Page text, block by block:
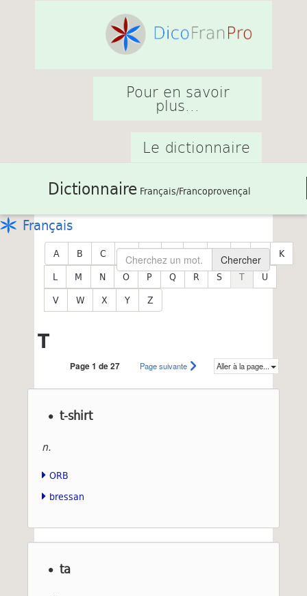
Pour en savoir
plus...
Le dictionnaire
Dictionnaire Français/Francoprovençal
Français
Chercher
A B C D E F G H I J
K
L
M N O P Q R S T
U
V
W X Y Z
T
Page 1 de 27 Page suivante Aller à la page...
t-shirt
n.
ORB
bressan
ta